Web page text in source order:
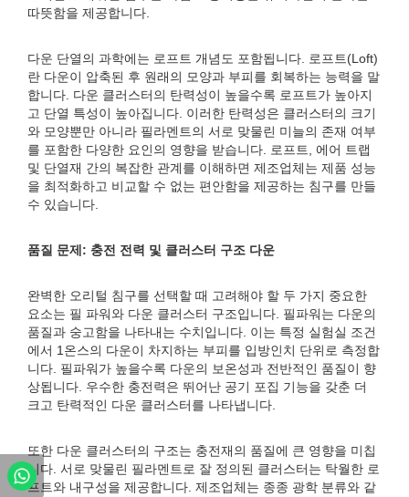
따뜻함을 제공합니다.
다운 단열의 과학에는 로프트 개념도 포함됩니다. 로프트(Loft)
란 다운이 압축된 후 원래의 모양과 부피를 회복하는 능력을 말
합니다. 다운 클러스터의 탄력성이 높을수록 로프트가 높아지
고 단열 특성이 높아집니다. 이러한 탄력성은 클러스터의 크기
와 모양뿐만 아니라 필라멘트의 서로 맞물린 미늘의 존재 여부
를 포함한 다양한 요인의 영향을 받습니다. 로프트, 에어 트랩
및 단열재 간의 복잡한 관계를 이해하면 제조업체는 제품 성능
을 최적화하고 비교할 수 없는 편안함을 제공하는 침구를 만들
수 있습니다.
품질 문제: 충전 전력 및 클러스터 구조 다운
완벽한 오리털 침구를 선택할 때 고려해야 할 두 가지 중요한
요소는 필 파워와 다운 클러스터 구조입니다. 필파워는 다운의
품질과 숭고함을 나타내는 수치입니다. 이는 특정 실험실 조건
에서 1온스의 다운이 차지하는 부피를 입방인치 단위로 측정합
니다. 필파워가 높을수록 다운의 보온성과 전반적인 품질이 향
상됩니다. 우수한 충전력은 뛰어난 공기 포집 기능을 갖춘 더
크고 탄력적인 다운 클러스터를 나타냅니다.
또한 다운 클러스터의 구조는 충전재의 품질에 큰 영향을 미칩
니다. 서로 맞물린 필라멘트로 잘 정의된 클러스터는 탁월한 로
프트와 내구성을 제공합니다. 제조업체는 종종 광학 분류와 같